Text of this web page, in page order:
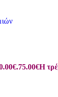
75.00€Η